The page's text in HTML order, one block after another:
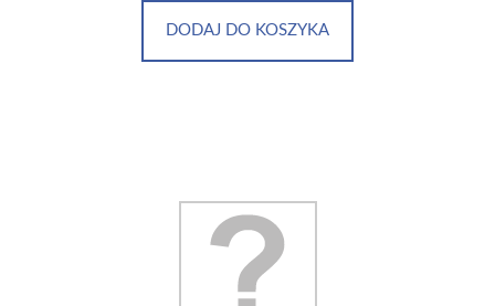
DODAJ DO KOSZYKA